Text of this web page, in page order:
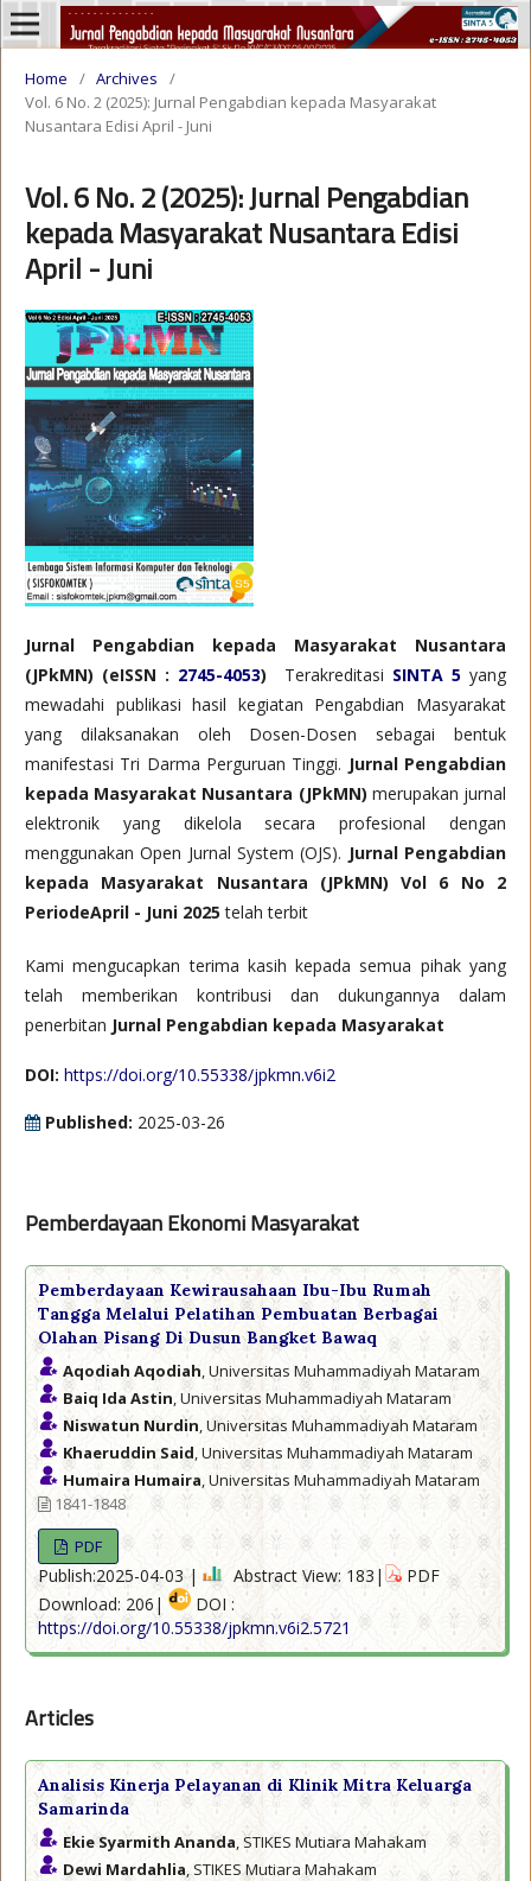
Home / Archives
/
Vol. 6 No. 2 (2025): Jurnal Pengabdian kepada Masyarakat
Nusantara Edisi April - Juni
Vol. 6 No. 2 (2025): Jurnal Pengabdian
kepada Masyarakat Nusantara Edisi
April - Juni
Jurnal Pengabdian kepada Masyarakat Nusantara
(JPkMN) (eISSN : 2745-4053) Terakreditasi SINTA 5 yang
mewadahi publikasi hasil kegiatan Pengabdian Masyarakat
yang dilaksanakan oleh Dosen-Dosen sebagai bentuk
manifestasi Tri Darma Perguruan Tinggi. Jurnal Pengabdian
kepada Masyarakat Nusantara (JPkMN) merupakan jurnal
elektronik yang dikelola secara profesional dengan
menggunakan Open Jurnal System (OJS). Jurnal Pengabdian
kepada Masyarakat Nusantara (JPkMN) Vol 6 No 2
PeriodeApril - Juni 2025telah terbit
Kami mengucapkan terima kasih kepada semua pihak yang
telah memberikan kontribusi dan dukungannya dalam
penerbitan Jurnal Pengabdian kepada Masyarakat
DOI: https://doi.org/10.55338/jpkmn.v6i2
Published: 2025-03-26
Pemberdayaan Ekonomi Masyarakat
Pemberdayaan Kewirausahaan Ibu-Ibu Rumah
Tangga Melalui Pelatihan Pembuatan Berbagai
Olahan Pisang Di Dusun Bangket Bawaq
Aqodiah Aqodiah, Universitas Muhammadiyah Mataram
Baiq Ida Astin, Universitas Muhammadiyah Mataram
Niswatun Nurdin, Universitas Muhammadiyah Mataram
Khaeruddin Said, Universitas Muhammadiyah Mataram
Humaira Humaira, Universitas Muhammadiyah Mataram
1841-1848
PDF
Publish:2025-04-03 | Abstract View: 183|
PDF
Download: 206|
DOI :
https://doi.org/10.55338/jpkmn.v6i2.5721
Articles
Analisis Kinerja Pelayanan di Klinik Mitra Keluarga
Samarinda
Ekie Syarmith Ananda, STIKES Mutiara Mahakam
Dewi Mardahlia, STIKES Mutiara Mahakam